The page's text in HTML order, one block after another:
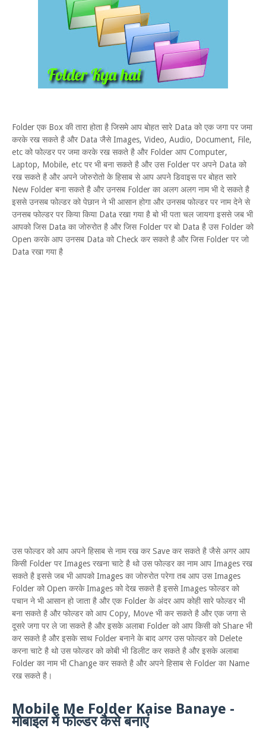
Folder एक Box की तारा होता है जिसमे आप बोहत सारे Data को एक जगा पर जमा
करके रख सकते है और Data जैसे Images, Video, Audio, Document, File,
etc को फोल्डर पर जमा करके रख सकते है और Folder आप Computer,
Laptop, Mobile, etc पर भी बना सकते है और उस Folder पर अपने Data को
रख सकते है और अपने जोरुरोतो के हिसाब से आप अपने डिवाइस पर बोहत सारे
New Folder बना सकते है और उनसब Folder का अलग अलग नाम भी दे सकते है
इससे उनसब फोल्डर को पेछान ने भी आसान होगा और उनसब फोल्डर पर नाम देने से
उनसब फोल्डर पर किया किया Data रखा गया है बो भी पता चल जायगा इससे जब भी
आपको जिस Data का जोरुरोत है और जिस Folder पर बो Data है उस Folder को
Open करके आप उनसब Data को Check कर सकते है और जिस Folder पर जो
Data रखा गया है
उस फोल्डर को आप अपने हिसाब से नाम रख कर Save कर सकते है जैसे अगर आप
किसी Folder पर Images रखना चाटे है थो उस फोल्डर का नाम आप Images रख
सकते है इससे जब भी आपको Images का जोरुरोत परेगा तब आप उस Images
Folder को Open करके Images को देख सकते है इससे Images फोल्डर को
पचान ने भी आसान हो जाता है और एक Folder के अंदर आप कोही सारे फोल्डर भी
बना सकते है और फोल्डर को आप Copy, Move भी कर सकते है और एक जगा से
दूसरे जगा पर ले जा सकते है और इसके अलाबा Folder को आप किसी को Share भी
कर सकते है और इसके साथ Folder बनाने के बाद अगर उस फोल्डर को Delete
करना चाटे है थो उस फोल्डर को कोबी भी डिलीट कर सकते है और इसके अलाबा
Folder का नाम भी Change कर सकते है और अपने हिसाब से Folder का Name
रख सकते है।
Mobile Me Folder Kaise Banaye -
मोबाइल में फोल्डर कैसे बनाएं